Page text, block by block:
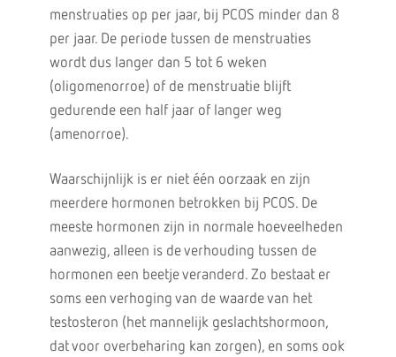
menstruaties op per jaar, bij PCOS minder dan 8
per jaar. De periode tussen de menstruaties
wordt dus langer dan 5 tot 6 weken
(oligomenorroe) of de menstruatie blijft
gedurende een half jaar of langer weg
(amenorroe).
Waarschijnlijk is er niet één oorzaak en zijn
meerdere hormonen betrokken bij PCOS. De
meeste hormonen zijn in normale hoeveelheden
aanwezig, alleen is de verhouding tussen de
hormonen een beetje veranderd. Zo bestaat er
soms een verhoging van de waarde van het
testosteron (het mannelijk geslachtshormoon,
dat voor overbeharing kan zorgen), en soms ook